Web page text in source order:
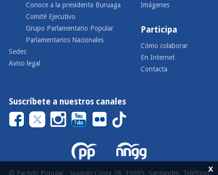
Conoce a la presidenta Buruaga
Comité Ejecutivo
Grupo Parlamentario Popular
Parlamentarios Nacionales
Sedes
Aviso legal
Imágenes
Participa
Cómo colaborar
En Internet
Contacta
Suscríbete a nuestros canales
© Partido Popular - Joaquín Costa 28, 39005, Santander, Teléfonox